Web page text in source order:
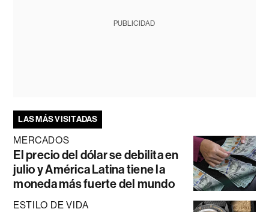
PUBLICIDAD
LAS MÁS VISITADAS
MERCADOS
El precio del dólar se debilita en
julio y América Latina tiene la
moneda más fuerte del mundo
ESTILO DE VIDA